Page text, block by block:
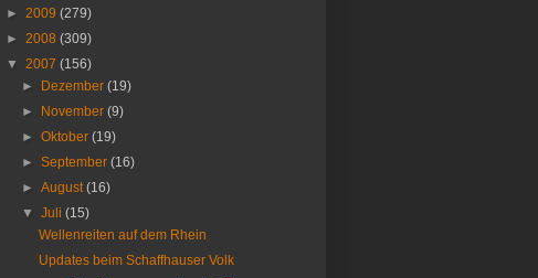
► 2009 (279)
► 2008 (309)
▼ 2007 (156)
►
Dezember(19)
►
November(9)
►Oktober(19)
►September(16)
►August(16)
▼Juli(15)
Wellenreiten auf dem Rhein
Updates beim Schaffhauser Volk